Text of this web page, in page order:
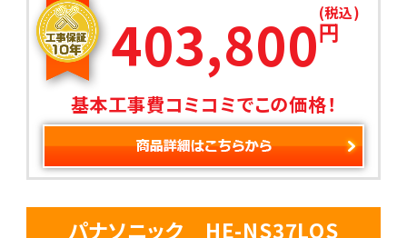
403,800円
(税込)
基本工事費コミコミでこの価格！
パナソニック HE-NS37LQS